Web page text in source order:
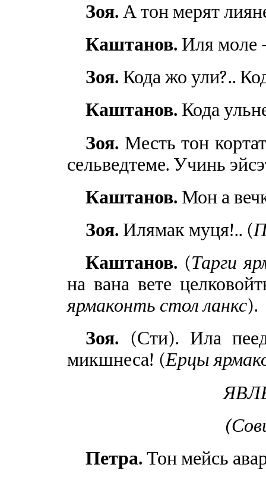
Зоя. А тон мерят
Каштанов. Иля моле
Зоя. Кода жо ули?..
Каштанов. Кода
Зоя. Месть тон
сельведтеме. Учинь
Каштанов. Мон а
Зоя. Илямак муця!.. (
Каштанов. (Тарги
на вана вете
ярмаконть стол ланкс).
Зоя. (Сти). Ила
микшнеса! (Ерцы
Петра. Тон мейсь